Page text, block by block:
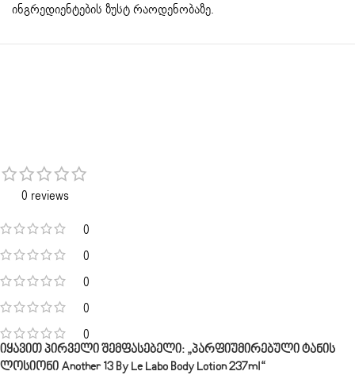
ინგრედიენტების ზუსტ რაოდენობაზე.
0 reviews
0
0
0
0
0
Იყავით Პირველი Შემფასებელი: „პარფიუმირებული Ტანის
Ლოსიონი Another 13 By Le Labo Body Lotion 237ml“